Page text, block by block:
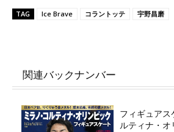
TAG Ice Brave コラントッテ 宇野昌磨
関連バックナンバー
フィギュア
ルティナ・